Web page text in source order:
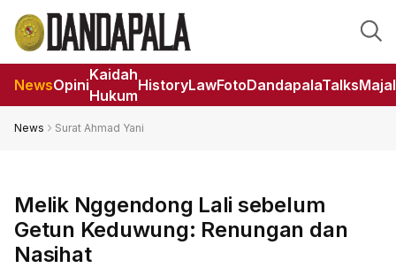
NewsOpini
Kaidah
Hukum
HistoryLawFotoDandapalaTalks
News Surat Ahmad Yani
Melik Nggendong Lali sebelum
Getun Keduwung: Renungan dan
Nasihat